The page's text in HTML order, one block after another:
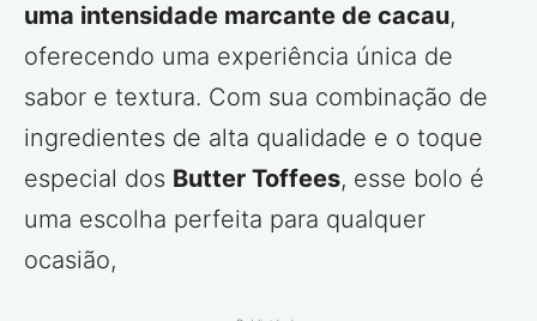
uma intensidade marcante de cacau,
oferecendo uma experiência única de
sabor e textura. Com sua combinação de
ingredientes de alta qualidade e o toque
especial dos Butter Toffees, esse bolo é
uma escolha perfeita para qualquer
ocasião,